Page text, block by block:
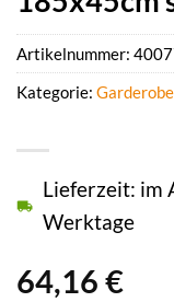
64,16 €
Lieferzeit: im
Werktage
Artikelnummer:
Kategorie: